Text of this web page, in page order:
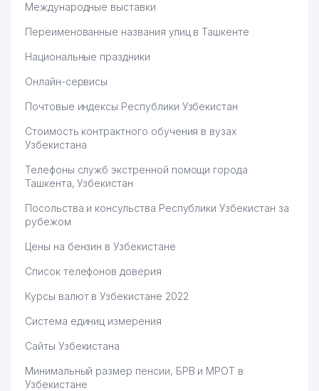
Международные выставки
Переименованные названия улиц в Ташкенте
Национальные праздники
Онлайн-сервисы
Почтовые индексы Республики Узбекистан
Стоимость контрактного обучения в вузах
Узбекистана
Телефоны служб экстренной помощи города
Ташкента, Узбекистан
Посольства и консульства Республики Узбекистан за
рубежом
Цены на бензин в Узбекистане
Список телефонов доверия
Курсы валют в Узбекистане 2022
Система единиц измерения
Сайты Узбекистана
Минимальный размер пенсии, БРВ и МРОТ в
Узбекистане